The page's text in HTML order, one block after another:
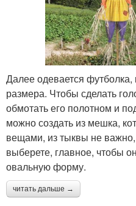
Далее одевается
размера. Чтобы сделать
обмотать его полотном и
можно создать из мешка,
вещами, из тыквы не
выберете, главное, чтобы
овальную форму.
читать дальше →